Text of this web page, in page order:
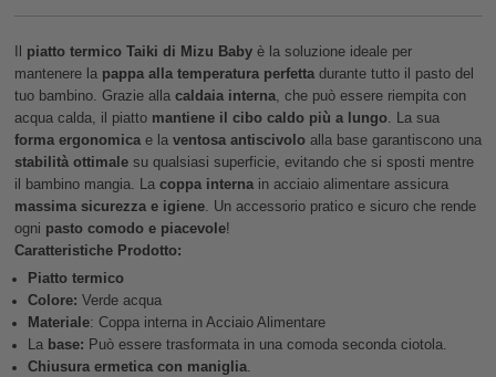
piatto termico Taiki di Mizu Babyè la soluzione ideale per
mantenere la pappa alla temperatura perfettadurante tutto il pasto del
tuo bambino. Grazie alla caldaia interna, che può essere riempita con
acqua calda, il piatto mantiene il cibo caldo più a lungo. La sua
forma ergonomicae la ventosa antiscivoloalla base garantiscono una
stabilità ottimalesu qualsiasi superficie, evitando che si sposti mentre
il bambino mangia. La coppa internain acciaio alimentare assicura
massima sicurezza e igiene. Un accessorio pratico e sicuro che rende
ogni pasto comodo e piacevole!
Caratteristiche Prodotto:
Piatto termico
Colore: Verde acqua
Materiale: Coppa interna in Acciaio Alimentare
La base: Può essere trasformata in una comoda seconda ciotola.
Chiusura ermetica con maniglia.